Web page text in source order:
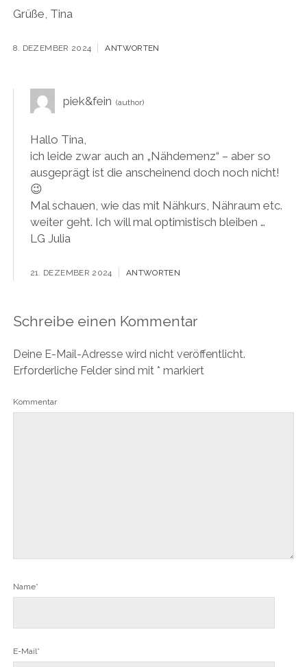
Grüße, Tina
8. DEZEMBER 2024 ANTWORTEN
piek&fein
Hallo Tina,
ich leide zwar auch an „Nähdemenz“ – aber so
ausgeprägt ist die anscheinend doch noch nicht!
😉
Mal schauen, wie das mit Nähkurs, Nähraum etc.
weiter geht. Ich will mal optimistisch bleiben …
LG Julia
21. DEZEMBER 2024 ANTWORTEN
Schreibe einen Kommentar
Deine E-Mail-Adresse wird nicht veröffentlicht.
Erforderliche Felder sind mit * markiert
Kommentar
Name*
E-Mail*